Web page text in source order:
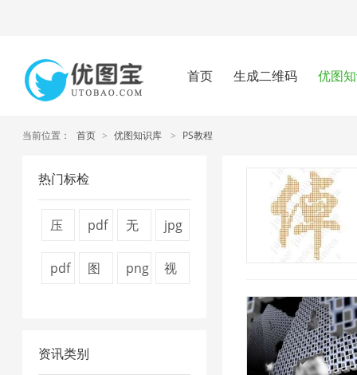
首页 生成二维码 优图
当前位置： 首页 > 优图知识库 > PS教程
热门标检
压
4
pdf
缩
无
jpg
pdf
方
图
缩
png
视
资讯类别